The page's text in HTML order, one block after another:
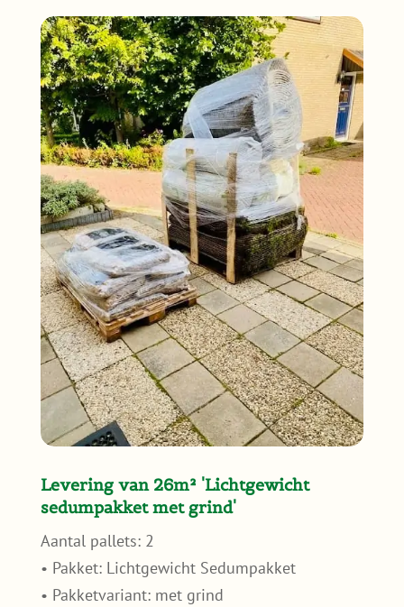
Levering van 26m² 'Lichtgewicht
sedumpakket met grind'
Aantal pallets: 2
• Pakket: Lichtgewicht Sedumpakket
• Pakketvariant: met grind